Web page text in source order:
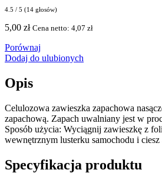
4.5 / 5 (14 głosów)
5,00 zł Cena netto: 4,07 zł
Porównaj
Dodaj do ulubionych
Opis
Celulozowa zawieszka zapachowa
zapachową. Zapach uwalniany jest w
Sposób użycia: Wyciągnij zawieszkę z
wewnętrznym lusterku samochodu i
Specyfikacja produktu